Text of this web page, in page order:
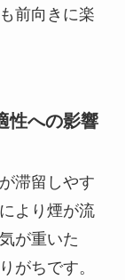
前向きに楽
性への影響
滞留しやす
より煙が流
が重いた
がちです。